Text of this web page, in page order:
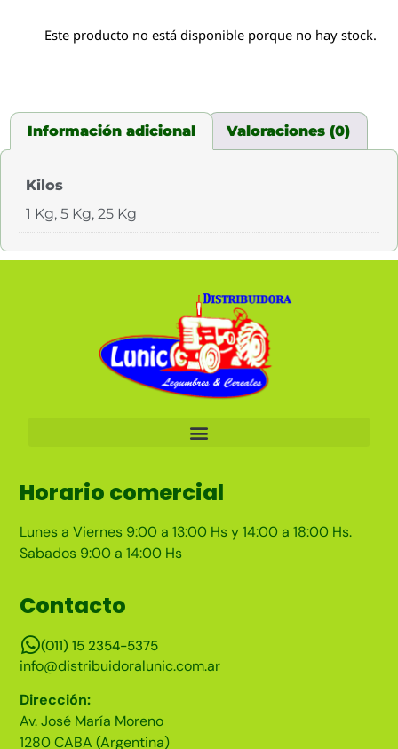
Este producto no está disponible porque no hay stock.
Información adicional Valoraciones (0)
Kilos
1 Kg, 5 Kg, 25 Kg
Horario comercial
Lunes a Viernes 9:00 a 13:00 Hs y 14:00 a 18:00 Hs.
Sabados 9:00 a 14:00 Hs
Contacto
(011) 15 2354-5375
info@distribuidoralunic.com.ar
Dirección:
Av. José María Moreno
1280 CABA (Argentina)